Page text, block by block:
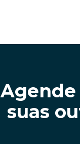
Agende
suas